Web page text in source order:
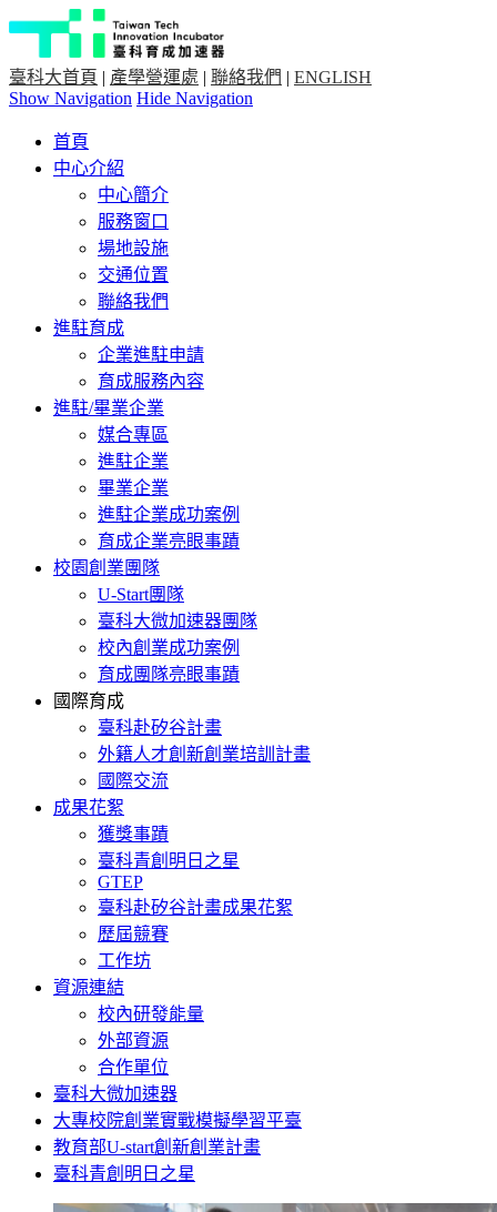
臺科大首頁 | 產學營運處 | 聯絡我們 | ENGLISH
Show Navigation Hide Navigation
首頁
中心介紹
中心簡介
服務窗口
場地設施
交通位置
聯絡我們
進駐育成
企業進駐申請
育成服務內容
進駐/畢業企業
媒合專區
進駐企業
畢業企業
進駐企業成功案例
育成企業亮眼事蹟
校園創業團隊
U-Start團隊
臺科大微加速器團隊
校內創業成功案例
育成團隊亮眼事蹟
國際育成
臺科赴矽谷計畫
外籍人才創新創業培訓計畫
國際交流
成果花絮
獲獎事蹟
臺科青創明日之星
GTEP
臺科赴矽谷計畫成果花絮
歷屆競賽
工作坊
資源連結
校內研發能量
外部資源
合作單位
臺科大微加速器
大專校院創業實戰模擬學習平臺
教育部U-start創新創業計畫
臺科青創明日之星